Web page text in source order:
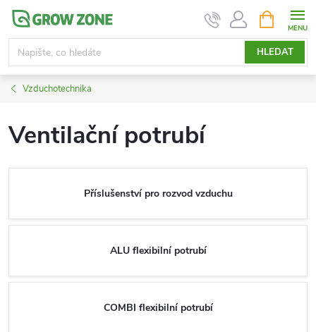
Přejít
obsah
HLEDAT
NÁKUPNÍ
KOŠÍK
Vzduchotechnika
Ventilační potrubí
Příslušenství pro rozvod vzduchu
ALU flexibilní potrubí
COMBI flexibilní potrubí